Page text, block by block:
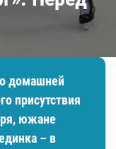
домашней
присутствия
южане
– в